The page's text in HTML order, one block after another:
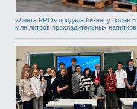
«Лента PRO» продала бизнесу более 5
млн литров прохладительных напитков